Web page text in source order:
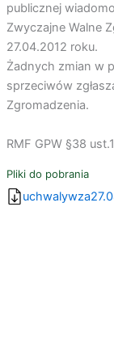
publicznej
Zwyczajne Walne
27.04.2012 roku.
Żadnych zmian w
sprzeciwów
Zgromadzenia.
RMF GPW §38
Pliki do pobrania